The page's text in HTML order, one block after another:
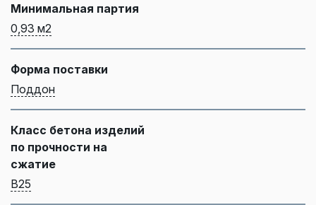
Минимальная партия
0,93 м2
Форма поставки
Поддон
Класс бетона изделий
по прочности на
сжатие
B25